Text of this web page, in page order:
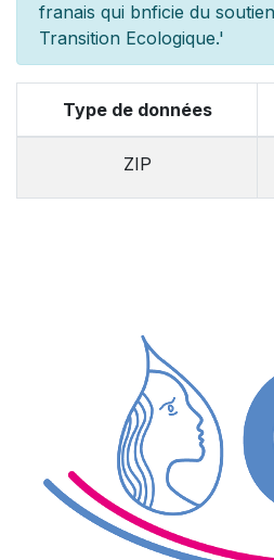
franais qui bnficie du
Transition Ecologique.'
Type de données
ZIP